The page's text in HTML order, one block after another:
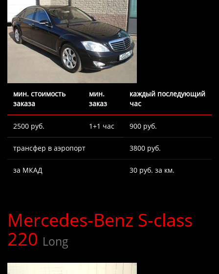
мин. стоимость
заказа
мин.
заказ
каждый последующий
час
2500 руб. 1+1 час 900 руб.
трансфер в аэропорт 3800 руб.
за МКАД 30 руб. за км.
Mercedes-Benz S-class
220 Long